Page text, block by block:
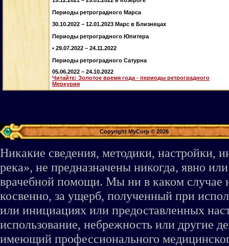
Периоды ретроградного Марса
30.10.2022 – 12.01.2023 Марс в Близнецах
Периоды ретроградного Юпитера
• 29.07.2022 – 24.11.2022
Периоды ретроградного Сатурна
05.06.2022 – 24.10.2022
Читайте: Золотое время года - периоды ретроградного
Меркурия
Copyright MyCorp © 2026
Никакие сведения, методики, настройки,
река», не предназначены никогда, явно
врачебной помощи. Мы ни в каком случае
косвенно, за ущерб, полученный при
или инициациях или предоставленных
использование, небрежность или другие
имеющий профессионального